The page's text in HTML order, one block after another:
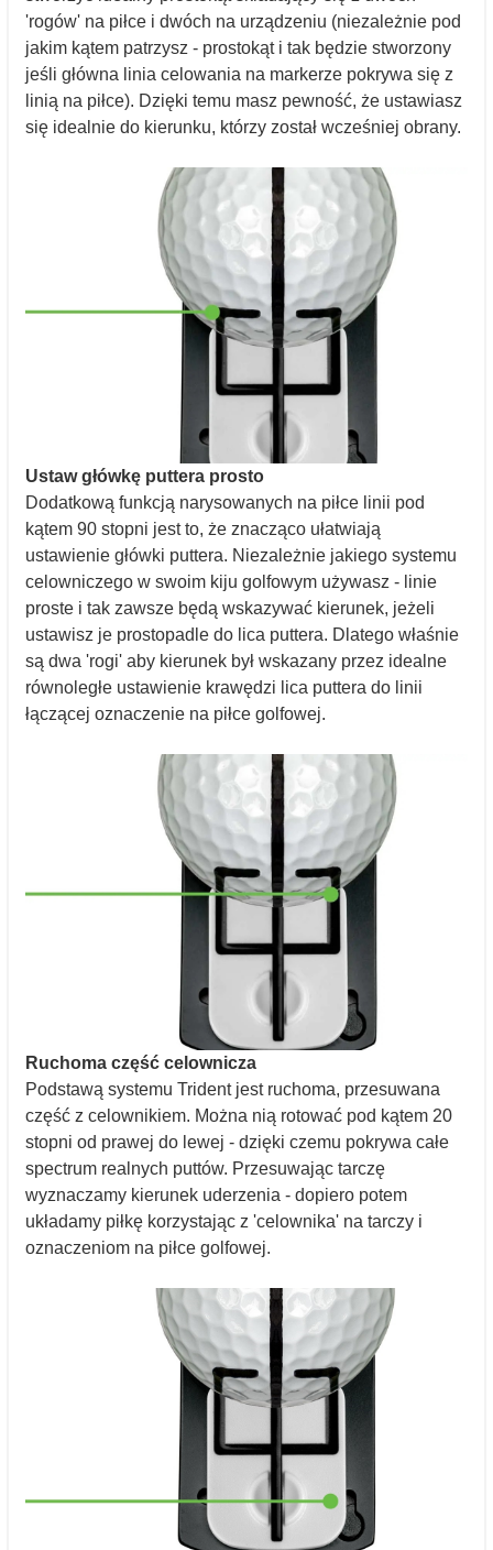
'rogów' na piłce i dwóch na urządzeniu (niezależnie pod
jakim kątem patrzysz - prostokąt i tak będzie stworzony
jeśli główna linia celowania na markerze pokrywa się z
linią na piłce). Dzięki temu masz pewność, że ustawiasz
się idealnie do kierunku, którzy został wcześniej obrany.
Ustaw główkę puttera prosto
Dodatkową funkcją narysowanych na piłce linii pod
kątem 90 stopni jest to, że znacząco ułatwiają
ustawienie główki puttera. Niezależnie jakiego systemu
celowniczego w swoim kiju golfowym używasz - linie
proste i tak zawsze będą wskazywać kierunek, jeżeli
ustawisz je prostopadle do lica puttera. Dlatego właśnie
są dwa 'rogi' aby kierunek był wskazany przez idealne
równoległe ustawienie krawędzi lica puttera do linii
łączącej oznaczenie na piłce golfowej.
Ruchoma część celownicza
Podstawą systemu Trident jest ruchoma, przesuwana
część z celownikiem. Można nią rotować pod kątem 20
stopni od prawej do lewej - dzięki czemu pokrywa całe
spectrum realnych puttów. Przesuwając tarczę
wyznaczamy kierunek uderzenia - dopiero potem
układamy piłkę korzystając z 'celownika' na tarczy i
oznaczeniom na piłce golfowej.